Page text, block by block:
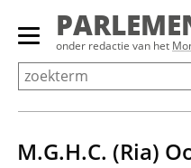
Overslaan
Primair
menu
tonen/verbergen
onder redactie van het
M.G.H.C. (Ria)